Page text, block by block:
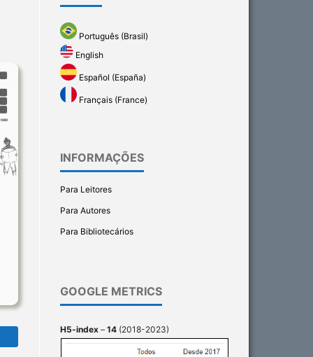
Português (Brasil)
English
Español (España)
Français (France)
INFORMAÇÕES
Para Leitores
Para Autores
Para Bibliotecários
GOOGLE METRICS
H5-index – 14 (2018-2023)